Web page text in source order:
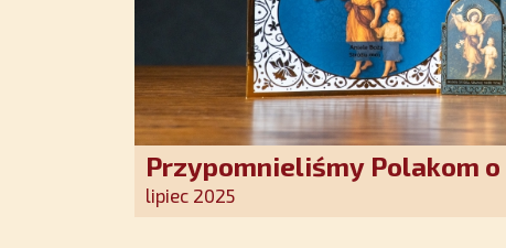
Przypomnieliśmy Polakom o
Stróża!
lipiec 2025